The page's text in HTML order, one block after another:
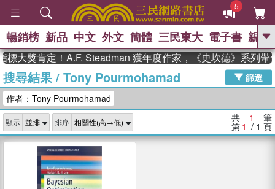
5
GO
熱搜： 東野圭吾 高希均教授回憶錄
、 The Odyssey 、 父親節 、 如果歷
獎 臺灣漫遊錄 、 方念華 、 台灣的李
登輝時代
數學女孩：黎曼猜想 、
偉大的迷走神經
暢銷榜 新品 中文 外文 簡體 三民東大 電子書 親子
大獎肯定！A.F. Steadman 獲年度作家，《史坎德》系列帶
搜尋結果/ Tony Pourmohamad
篩選
作者：Tony Pourmohamad
顯示 排序 共 1 筆
第 1 / 1 頁